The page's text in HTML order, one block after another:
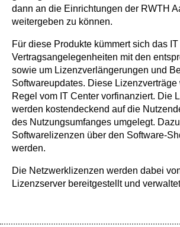
dann an die Einrichtungen der RWTH
weitergeben zu können.
Für diese Produkte kümmert sich das
Vertragsangelegenheiten mit den
sowie um Lizenzverlängerungen und
Softwareupdates. Diese Lizenzverträge
Regel vom IT Center vorfinanziert. Die
werden kostendeckend auf die
des Nutzungsumfanges umgelegt.
Softwarelizenzen über den Software-
werden.
Die Netzwerklizenzen werden dabei
Lizenzserver bereitgestellt und